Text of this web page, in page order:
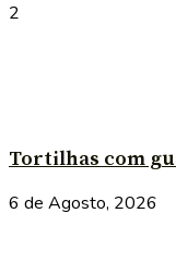
2
Tortilhas com
6 de Agosto, 2026